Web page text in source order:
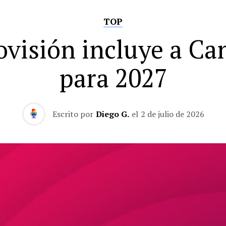
TOP
incluye a
para 2027
Escrito por Diego G. el 2 de julio de 2026